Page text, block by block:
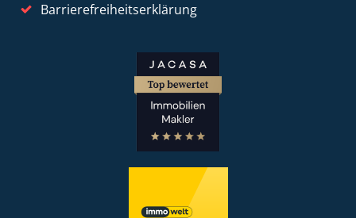
Barrierefreiheitserklärung